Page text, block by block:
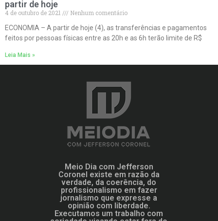
partir de hoje
4 de outubro de 2021
Nenhum comentário
ECONOMIA – A partir de hoje (4), as transferências e pagamentos
feitos por pessoas físicas entre as 20h e as 6h terão limite de R$
Leia Mais »
Meio Dia com Jefferson
Coronel existe em razão da
verdade, da coerência, do
profissionalismo em fazer
jornalismo que expresse a
opinião com liberdade.
Executamos um trabalho com